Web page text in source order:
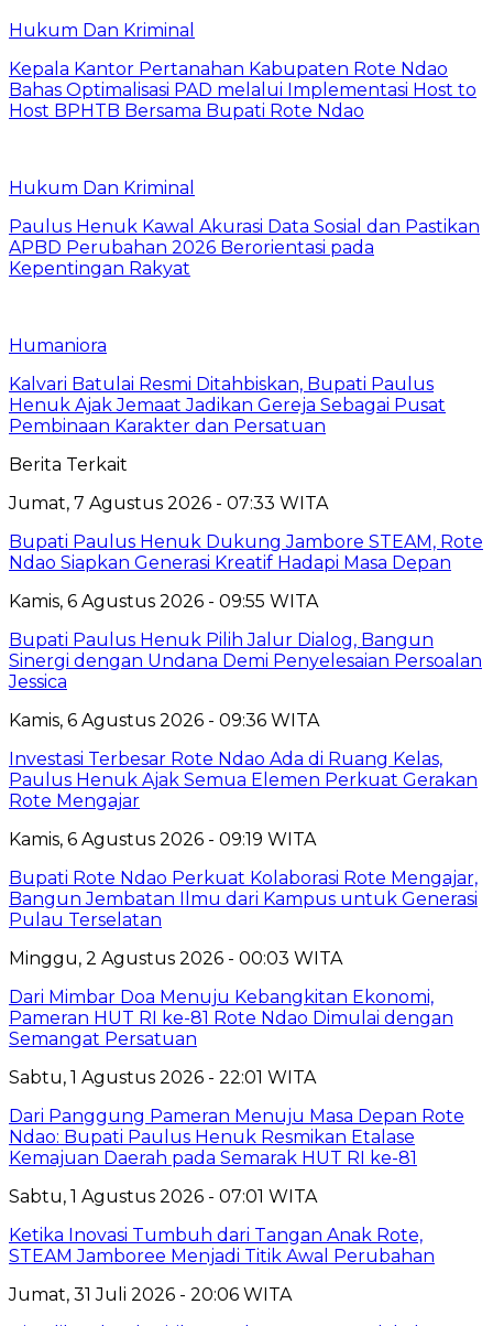
Hukum Dan Kriminal
Kepala Kantor Pertanahan Kabupaten Rote Ndao
Bahas Optimalisasi PAD melalui Implementasi Host to
Host BPHTB Bersama Bupati Rote Ndao
Hukum Dan Kriminal
Paulus Henuk Kawal Akurasi Data Sosial dan Pastikan
APBD Perubahan 2026 Berorientasi pada
Kepentingan Rakyat
Humaniora
Kalvari Batulai Resmi Ditahbiskan, Bupati Paulus
Henuk Ajak Jemaat Jadikan Gereja Sebagai Pusat
Pembinaan Karakter dan Persatuan
Berita Terkait
Jumat, 7 Agustus 2026 - 07:33 WITA
Bupati Paulus Henuk Dukung Jambore STEAM, Rote
Ndao Siapkan Generasi Kreatif Hadapi Masa Depan
Kamis, 6 Agustus 2026 - 09:55 WITA
Bupati Paulus Henuk Pilih Jalur Dialog, Bangun
Sinergi dengan Undana Demi Penyelesaian Persoalan
Jessica
Kamis, 6 Agustus 2026 - 09:36 WITA
Investasi Terbesar Rote Ndao Ada di Ruang Kelas,
Paulus Henuk Ajak Semua Elemen Perkuat Gerakan
Rote Mengajar
Kamis, 6 Agustus 2026 - 09:19 WITA
Bupati Rote Ndao Perkuat Kolaborasi Rote Mengajar,
Bangun Jembatan Ilmu dari Kampus untuk Generasi
Pulau Terselatan
Minggu, 2 Agustus 2026 - 00:03 WITA
Dari Mimbar Doa Menuju Kebangkitan Ekonomi,
Pameran HUT RI ke-81 Rote Ndao Dimulai dengan
Semangat Persatuan
Sabtu, 1 Agustus 2026 - 22:01 WITA
Dari Panggung Pameran Menuju Masa Depan Rote
Ndao: Bupati Paulus Henuk Resmikan Etalase
Kemajuan Daerah pada Semarak HUT RI ke-81
Sabtu, 1 Agustus 2026 - 07:01 WITA
Ketika Inovasi Tumbuh dari Tangan Anak Rote,
STEAM Jamboree Menjadi Titik Awal Perubahan
Jumat, 31 Juli 2026 - 20:06 WITA